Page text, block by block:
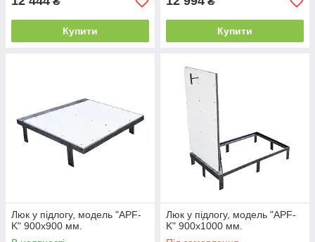
Купити Купити
Люк у підлогу, модель "APF-
K" 900х900 мм.
Люк у підлогу, модель "APF-
K" 900х1000 мм.